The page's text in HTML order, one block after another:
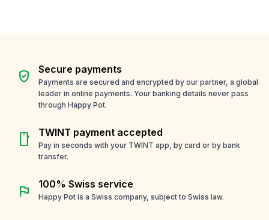
verified_user Secure payments
Payments are secured and encrypted by our partner, a global
leader in online payments. Your banking details never pass
through Happy Pot.
smartphone TWINT payment accepted
Pay in seconds with your TWINT app, by card or by bank
transfer.
flag 100% Swiss service
Happy Pot is a Swiss company, subject to Swiss law.